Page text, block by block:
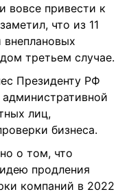
вовсе привести к
что из 11
внеплановых
третьем случае.
Президенту РФ
лиц,
бизнеса.
о том, что
продления
компаний в 2022